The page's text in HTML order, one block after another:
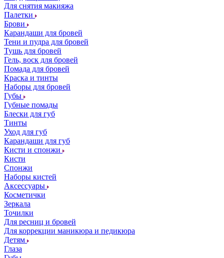
Для снятия макияжа
Палетки
Брови
Карандаши для бровей
Тени и пудра для бровей
Тушь для бровей
Гель, воск для бровей
Помада для бровей
Краска и тинты
Наборы для бровей
Губы
Губные помады
Блески для губ
Тинты
Уход для губ
Карандаши для губ
Кисти и спонжи
Кисти
Спонжи
Наборы кистей
Аксессуары
Косметички
Зеркала
Точилки
Для ресниц и бровей
Для коррекции маникюра и педикюра
Детям
Глаза